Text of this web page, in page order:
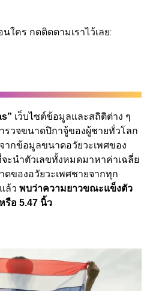
คร กดติดตามเราไว้เลย:
เว็บไซต์ข้อมูลและสถิติต่าง ๆ
รวจขนาดปิกาจู้ของผู้ชายทั่วโลก
ากข้อมูลขนาดอวัยวะเพศของ
ะนำตัวเลขทั้งหมดมาหาค่าเฉลี่ย
ของอวัยวะเพศชายจากทุก
ล้ว พบว่าความยาวขณะแข็งตัว
รือ 5.47 นิ้ว